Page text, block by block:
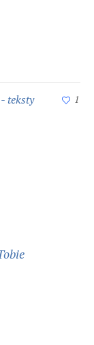
teksty 1